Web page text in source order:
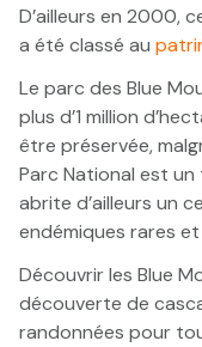
D’ailleurs en 2000,
a été classé au
Le parc des Blue
plus d’1 million
être préservée,
Parc National est
abrite d’ailleurs un
endémiques rares
Découvrir les Blue
découverte de
randonnées pour